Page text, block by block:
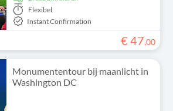
Flexibel
Instant Confirmation
€ 47,00
Monumententour bij maanlicht in
Washington DC